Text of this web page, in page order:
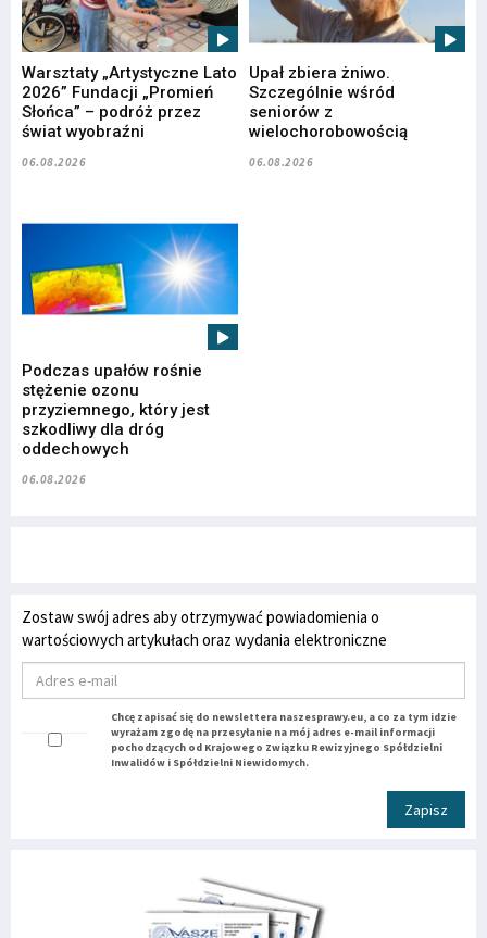
Warsztaty „Artystyczne Lato
2026” Fundacji „Promień
Słońca” – podróż przez
świat wyobraźni
06.08.2026
Upał zbiera żniwo.
Szczególnie wśród
seniorów z
wielochorobowością
06.08.2026
Podczas upałów rośnie
stężenie ozonu
przyziemnego, który jest
szkodliwy dla dróg
oddechowych
06.08.2026
Zostaw swój adres aby otrzymywać powiadomienia o
wartościowych artykułach oraz wydania elektroniczne
Chcę zapisać się do newslettera naszesprawy.eu, a co za tym idzie
wyrażam zgodę na przesyłanie na mój adres e-mail informacji
pochodzących od Krajowego Związku Rewizyjnego Spółdzielni
Inwalidów i Spółdzielni Niewidomych.
Zapisz